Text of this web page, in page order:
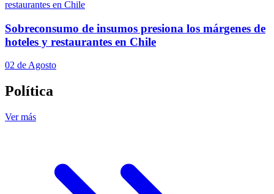
Sobreconsumo de insumos presiona los márgenes de
hoteles y restaurantes en Chile
02 de Agosto
Política
Ver más